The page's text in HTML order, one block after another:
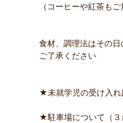
（コーヒーや紅茶も
食材、調理法はその日
ご了承ください
★未就学児の受け入れ
★駐車場について（３